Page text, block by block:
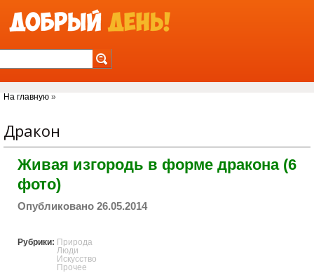
Вы здесь
На главную »
Дракон
Живая изгородь в форме дракона (6
фото)
Опубликовано 26.05.2014
Рубрики: Природа
Люди
Искусство
Прочее